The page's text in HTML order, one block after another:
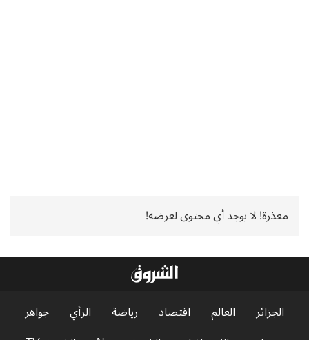
معذرة! لا يوجد أي محتوى لعرضه!
الجزائر العالم اقتصاد رياضة الرأي
جواهر